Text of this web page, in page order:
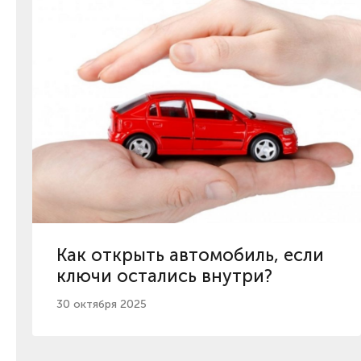
Как открыть автомобиль, если
ключи остались внутри?
30 октября 2025